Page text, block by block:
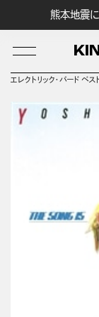
熊本地震
エレクトリック・バード ベ